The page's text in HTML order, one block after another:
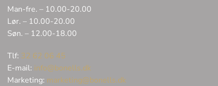
Man-fre. – 10.00-20.00
Lør. – 10.00-20.00
Søn. – 12.00-18.00
Tlf: 32 62 06 45
E-mail: info@bonells.dk
Marketing: marketing@bonells.dk